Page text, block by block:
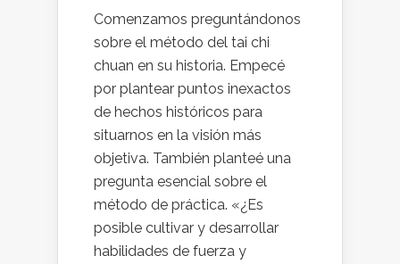
Comenzamos preguntándonos
sobre el método del tai chi
chuan en su historia. Empecé
por plantear puntos inexactos
de hechos históricos para
situarnos en la visión más
objetiva. También planteé una
pregunta esencial sobre el
método de práctica. «¿Es
posible cultivar y desarrollar
habilidades de fuerza y ​​